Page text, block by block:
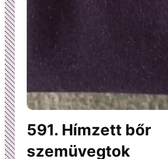
591. Hímzett bőr
szemüvegtok